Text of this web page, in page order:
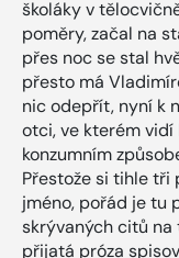
školáky v
poměry, začal na
přes noc se stal
přesto má
nic odepřít, nyní k
otci, ve kterém
konzumním
Přestože si tihle tři
jméno, pořád je tu
skrývaných citů na
přijatá próza